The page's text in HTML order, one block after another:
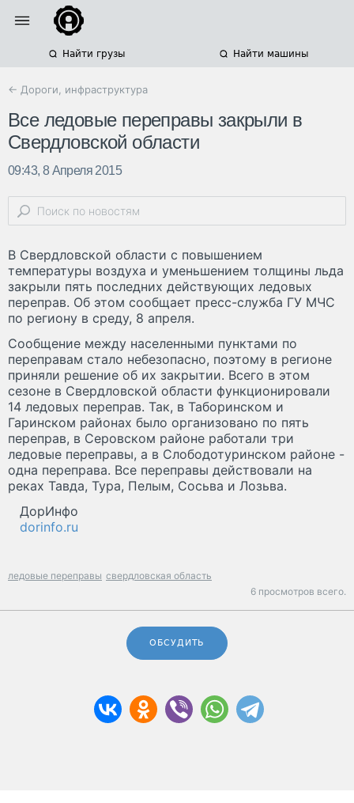
Найти грузы Найти машины
← Дороги, инфраструктура
Все ледовые переправы закрыли в
Свердловской области
09:43, 8 Апреля 2015
В Свердловской области с повышением
температуры воздуха и уменьшением толщины льда
закрыли пять последних действующих ледовых
переправ. Об этом сообщает пресс-служба ГУ МЧС
по региону в среду, 8 апреля.
Сообщение между населенными пунктами по
переправам стало небезопасно, поэтому в регионе
приняли решение об их закрытии. Всего в этом
сезоне в Свердловской области функционировали
14 ледовых переправ. Так, в Таборинском и
Гаринском районах было организовано по пять
переправ, в Серовском районе работали три
ледовые переправы, а в Слободотуринском районе -
одна переправа. Все переправы действовали на
реках Тавда, Тура, Пелым, Сосьва и Лозьва.
ДорИнфо
dorinfo.ru
ледовые переправы свердловская область
6 просмотров всего.
ОБСУДИТЬ